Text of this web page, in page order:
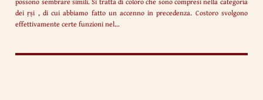
dei ṛṣi , di cui abbiamo fatto un accenno in precedenza. Costoro svolgono
effettivamente certe funzioni nel…